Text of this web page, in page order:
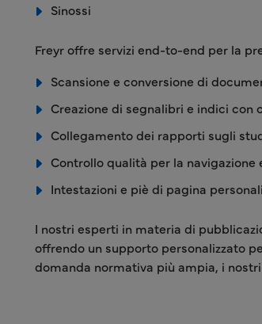
Sinossi
Freyr offre servizi end-to-end per la
Scansione e conversione di
Creazione di segnalibri e indici
Collegamento dei rapporti sugli
Controllo qualità per la navigazione
Intestazioni e piè di pagina
I nostri esperti in materia di
offrendo un supporto personalizzato
domanda normativa più ampia, i